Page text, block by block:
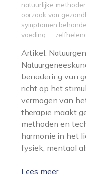
natuurlijke methoden
oorzaak van
symptomen
voeding
Artikel:
benadering van
richt op het
vermogen van
therapie maakt
methoden en
harmonie in het
fysiek, mentaal
Lees meer